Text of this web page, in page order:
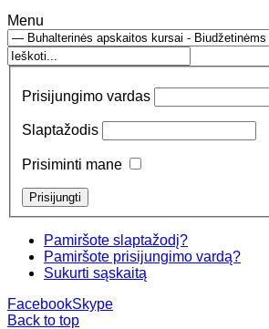
Menu
Prisijungimo vardas
Slaptažodis
Prisiminti mane
Pamiršote slaptažodį?
Pamiršote prisijungimo vardą?
Sukurti sąskaitą
FacebookSkype
Back to top